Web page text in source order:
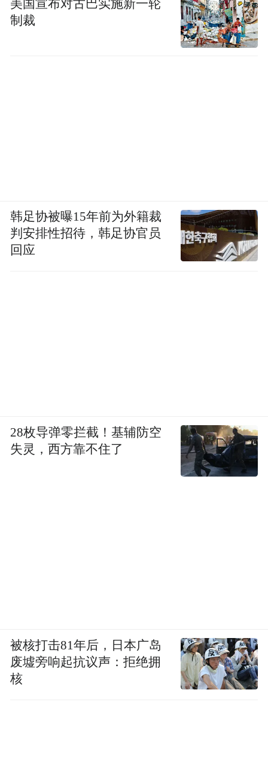
美国宣布对古巴实施新一轮
制裁
韩足协被曝15年前为外籍裁
判安排性招待，韩足协官员
回应
28枚导弹零拦截！基辅防空
失灵，西方靠不住了
被核打击81年后，日本广岛
废墟旁响起抗议声：拒绝拥
核